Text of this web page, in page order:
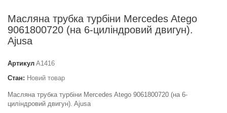
Масляна трубка турбіни Mercedes Atego
9061800720 (на 6-циліндровий двигун).
Ajusa
Артикул A1416
Стан: Новий товар
Масляна трубка турбіни Mercedes Atego 9061800720 (на 6-
циліндровий двигун). Ajusa